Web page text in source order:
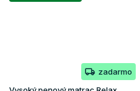
zadarmo